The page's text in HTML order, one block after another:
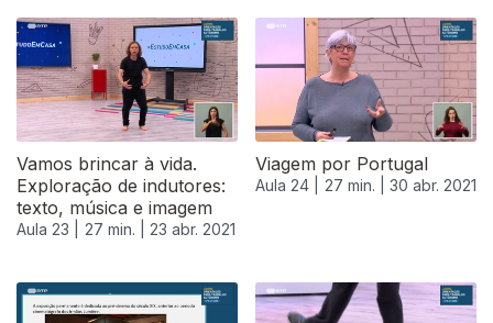
Vamos brincar à vida.
Exploração de indutores:
texto, música e imagem
Aula 23 | 27 min. | 23 abr. 2021
Viagem por Portugal
Aula 24 | 27 min. | 30 abr. 2021
540634